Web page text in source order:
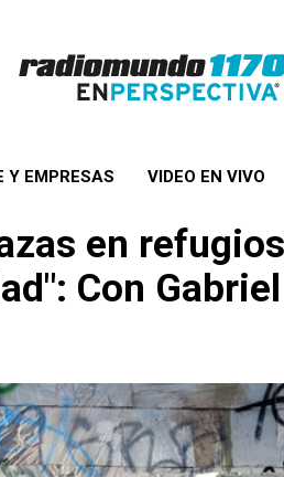
Y EMPRESAS VIDEO EN VIVO
en
Con